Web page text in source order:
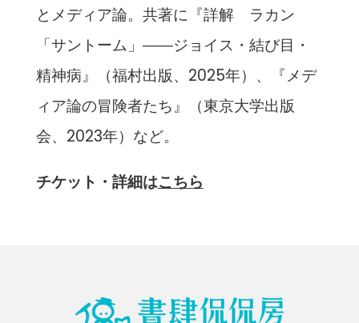
とメディア論。共著に『詳解 ラカン
「サントーム」――ジョイス・結び目・
精神病』（福村出版、2025年）、『メデ
ィア論の冒険者たち』（東京大学出版
会、2023年）など。
チケット・詳細はこちら